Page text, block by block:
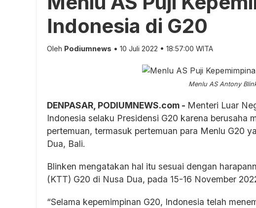
Indonesia di G20
Oleh Podiumnews • 10 Juli 2022 • 18:57:00 WITA
Menlu AS Antony
DENPASAR, PODIUMNEWS.com - Menteri Luar
Indonesia selaku Presidensi G20 karena berusaha
pertemuan, termasuk pertemuan para Menlu G20
Dua, Bali.
Blinken mengatakan hal itu sesuai dengan
(KTT) G20 di Nusa Dua, pada 15-16 November
“Selama kepemimpinan G20, Indonesia telah